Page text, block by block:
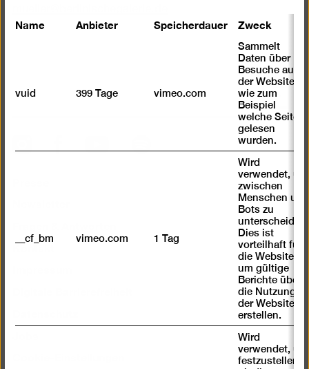
Nach
oben
Kontakt
Name Anbieter Speicherdauer Zweck
vuid 399 Tage vimeo.com
Sammelt
Daten über
Besuche auf
der Website,
wie zum
Beispiel
welche Seiten
gelesen
wurden.
__cf_bm vimeo.com 1 Tag
Wird
verwendet, um
zwischen
Menschen und
Bots zu
unterscheiden.
Dies ist
vorteilhaft für
die Website,
um gültige
Berichte über
die Nutzung
der Website zu
erstellen.
Wird
verwendet, um
festzustellen ,